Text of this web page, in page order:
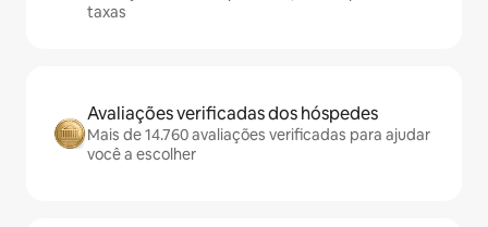
taxas
Avaliações verificadas dos hóspedes
Mais de 14.760 avaliações verificadas para ajudar
você a escolher